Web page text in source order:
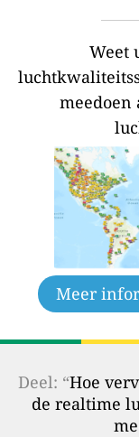
Weet
meedoen
Meer
Deel: “Hoe
de realtime